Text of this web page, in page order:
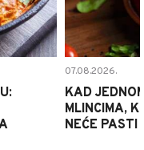
07.08.2026.
KAD
MLINCIMA,
NEĆE PASTI